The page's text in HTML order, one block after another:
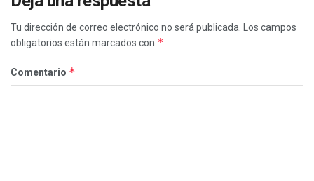
Tu dirección de correo electrónico no será publicada.
Los campos
obligatorios están marcados con *
Comentario *